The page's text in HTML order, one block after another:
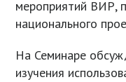
мероприятий ВИР,
национального
На Семинаре
изучения